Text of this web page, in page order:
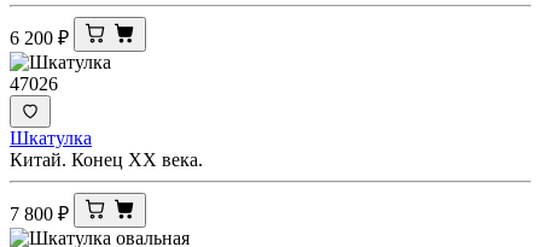
6 200 ₽
47026
Шкатулка
Китай. Конец ХХ века.
7 800 ₽